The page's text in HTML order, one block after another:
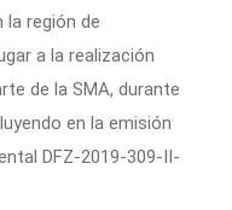
la región de
a la realización
de la SMA, durante
en la emisión
DFZ-2019-309-II-